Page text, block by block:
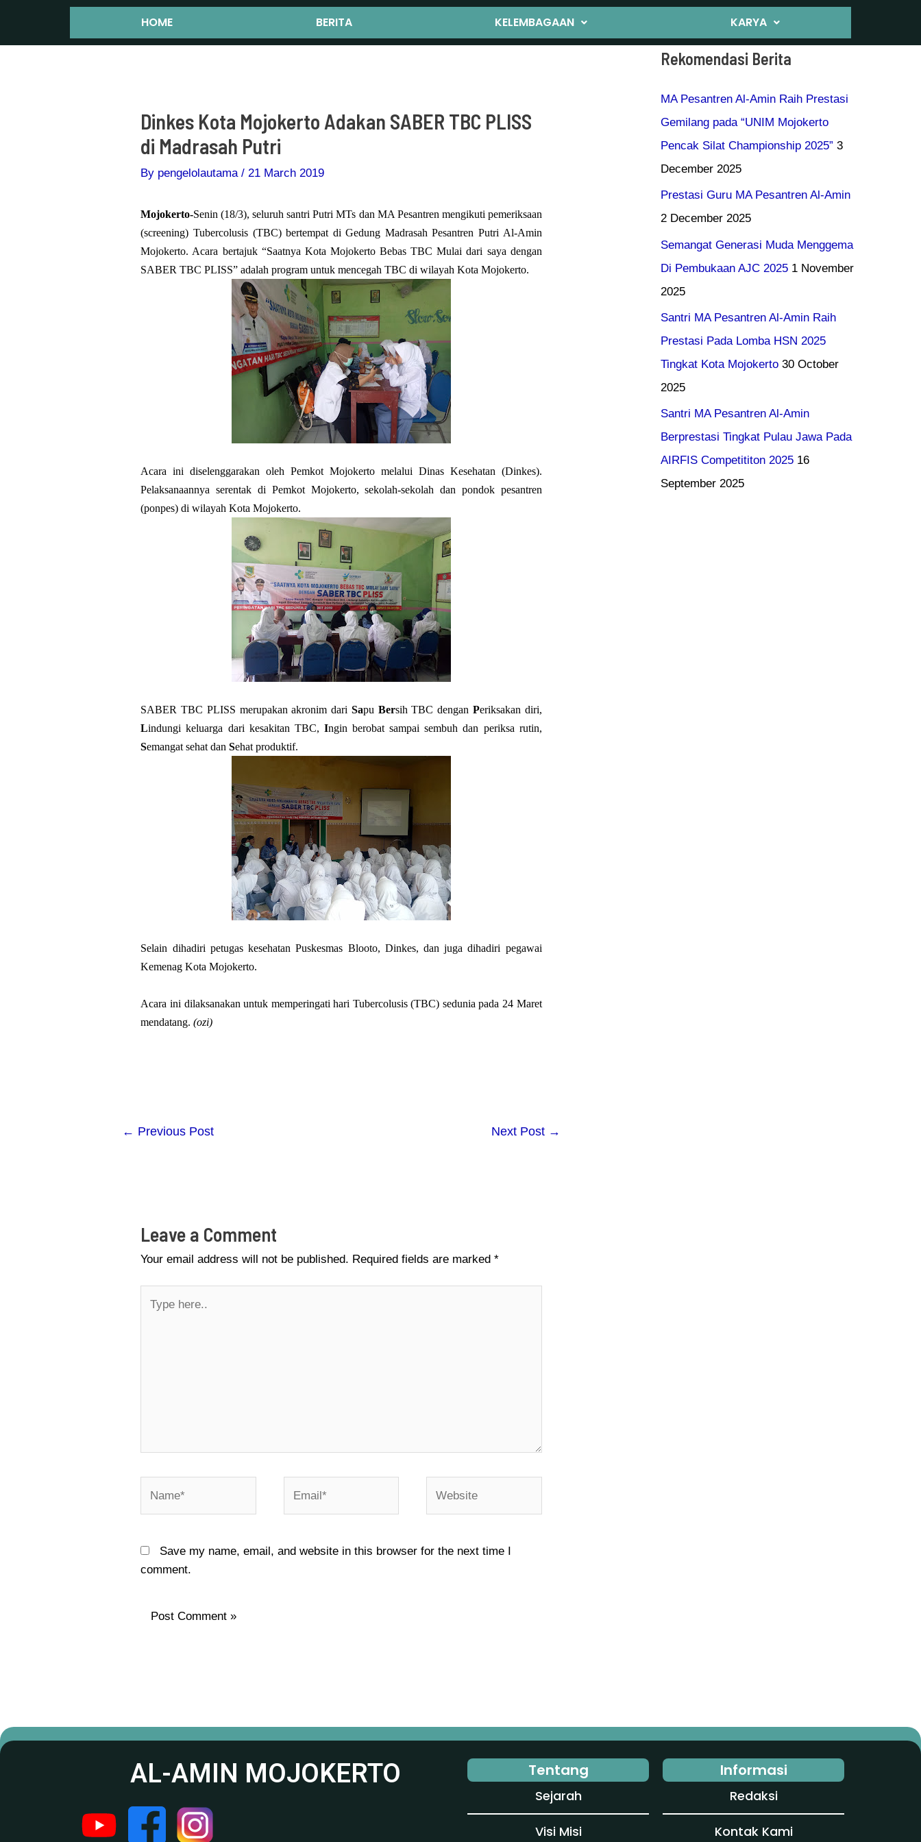
content
HOME BERITA KELEMBAGAAN KARYA
Dinkes Kota Mojokerto Adakan SABER TBC PLISS
di Madrasah Putri
By pengelolautama/ 21 March 2019
Mojokerto-Senin (18/3), seluruh santri Putri MTs dan MA Pesantren mengikuti pemeriksaan
(screening) Tubercolusis (TBC) bertempat di Gedung Madrasah Pesantren Putri Al-Amin
Mojokerto. Acara bertajuk “Saatnya Kota Mojokerto Bebas TBC Mulai dari saya dengan
SABER TBC PLISS” adalah program untuk mencegah TBC di wilayah Kota Mojokerto.
Acara ini diselenggarakan oleh Pemkot Mojokerto melalui Dinas Kesehatan (Dinkes).
Pelaksanaannya serentak di Pemkot Mojokerto, sekolah-sekolah dan pondok pesantren
(ponpes) di wilayah Kota Mojokerto.
SABER TBC PLISS merupakan akronim dari Sapu Bersih TBC dengan Periksakan diri,
Lindungi keluarga dari kesakitan TBC, Ingin berobat sampai sembuh dan periksa rutin,
Semangat sehat danSehat produktif.
Selain dihadiri petugas kesehatan Puskesmas Blooto, Dinkes, dan juga dihadiri pegawai
Kemenag Kota Mojokerto.
Acara ini dilaksanakan untuk memperingati hari Tubercolusis (TBC) sedunia pada 24 Maret
mendatang.(ozi)
Post
navigation
← Previous Post Next Post →
Leave a Comment
Your email address will not be published. Required fields are marked*
here..
Save my name, email, and website in this browser for the next time I
comment.
Rekomendasi Berita
MA Pesantren Al-Amin Raih Prestasi
Gemilang pada “UNIM Mojokerto
Pencak Silat Championship 2025” 3
December 2025
Prestasi Guru MA Pesantren Al-Amin
2 December 2025
Semangat Generasi Muda Menggema
Di Pembukaan AJC 2025 1 November
2025
Santri MA Pesantren Al-Amin Raih
Prestasi Pada Lomba HSN 2025
Tingkat Kota Mojokerto 30 October
2025
Santri MA Pesantren Al-Amin
Berprestasi Tingkat Pulau Jawa Pada
AIRFIS Competititon 2025 16
September 2025
AL-AMIN MOJOKERTO Tentang
Sejarah
Visi Misi
Informasi
Redaksi
Kontak Kami